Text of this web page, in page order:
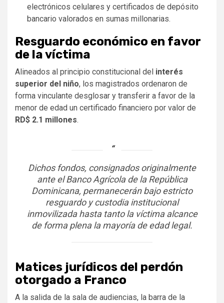
electrónicos celulares y certificados de depósito
bancario valorados en sumas millonarias.
Resguardo económico en favor
de la víctima
Alineados al principio constitucional del interés
superior del niño, los magistrados ordenaron de
forma vinculante desglosar y transferir a favor de la
menor de edad un certificado financiero por valor de
RD$ 2.1 millones.
Dichos fondos, consignados originalmente
ante el Banco Agrícola de la República
Dominicana, permanecerán bajo estricto
resguardo y custodia institucional
inmovilizada hasta tanto la víctima alcance
de forma plena la mayoría de edad legal.
Matices jurídicos del perdón
otorgado a Franco
A la salida de la sala de audiencias, la barra de la